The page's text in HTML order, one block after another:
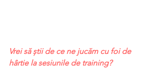
Vrei să știi de ce ne jucăm cu foi de
hârtie la sesiunile de training?